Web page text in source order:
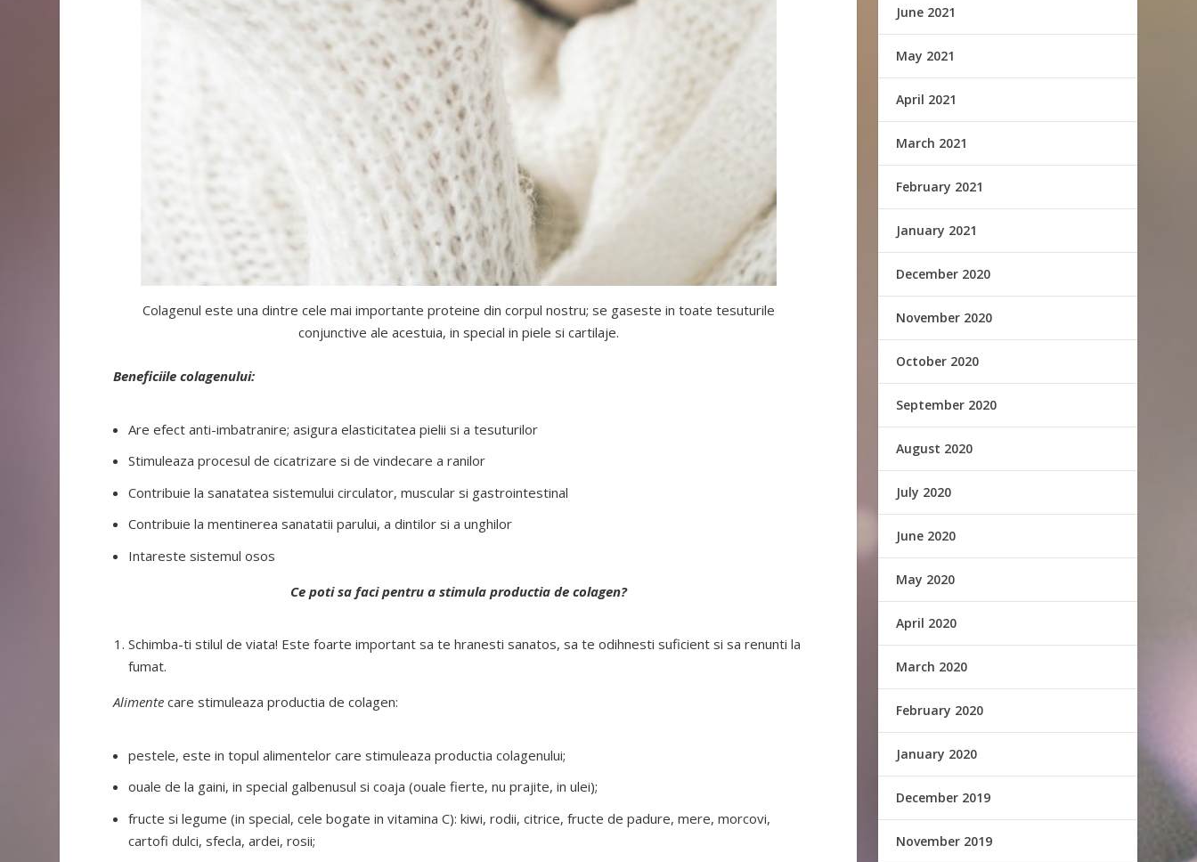
Colagenul este una dintre cele mai importante proteine din corpul nostru; se gaseste in toate tesuturile
conjunctive ale acestuia, in special in piele si cartilaje.
Beneficiile colagenului:
Are efect anti-imbatranire; asigura elasticitatea pielii si a tesuturilor
Stimuleaza procesul de cicatrizare si de vindecare a ranilor
Contribuie la sanatatea sistemului circulator, muscular si gastrointestinal
Contribuie la mentinerea sanatatii parului, a dintilor si a unghilor
Intareste sistemul osos
Ce poti sa faci pentru a stimula productia de colagen?
Schimba-ti stilul de viata! Este foarte important sa te hranesti sanatos, sa te odihnesti suficient si sa renunti la
fumat.
Alimentecare stimuleaza productia de colagen:
pestele, este in topul alimentelor care stimuleaza productia colagenului;
ouale de la gaini, in special galbenusul si coaja (ouale fierte, nu prajite, in ulei);
fructe si legume (in special, cele bogate in vitamina C): kiwi, rodii, citrice, fructe de padure, mere, morcovi,
cartofi dulci, sfecla, ardei, rosii;
June 2021
May 2021
April 2021
March 2021
February 2021
January 2021
December 2020
November 2020
October 2020
September 2020
August 2020
July 2020
June 2020
May 2020
April 2020
March 2020
February 2020
January 2020
December 2019
November 2019